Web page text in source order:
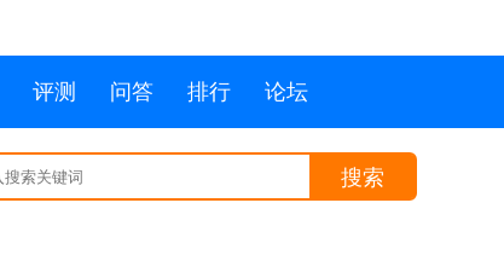
评测 问答 排行 论坛
搜索